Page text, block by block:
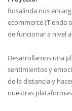
Rosalinda nos
ecommerce (Tienda
de funcionar a nivel
Desarrollamos una
sentimientos y
de la distancia y
nuestras